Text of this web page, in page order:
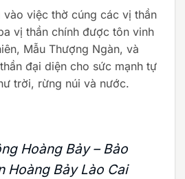
việc thờ cúng các vị thần
vị thần chính được tôn vinh
Mẫu Thượng Ngàn, và
đại diện cho sức mạnh tự
trời, rừng núi và nước.
Hoàng Bảy – Bảo
Hoàng Bảy Lào Cai